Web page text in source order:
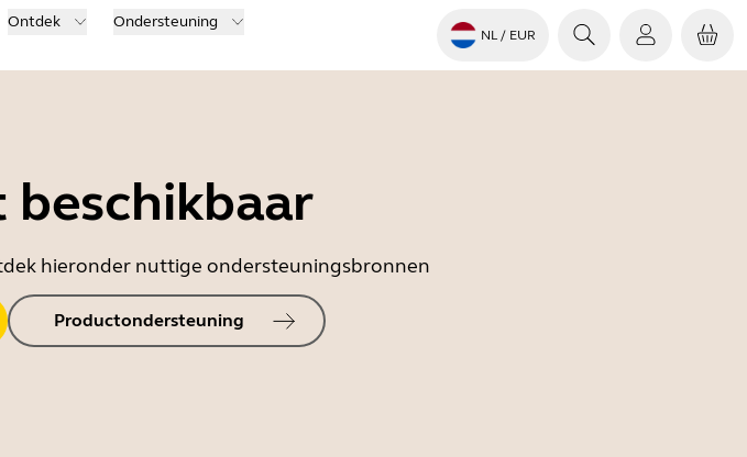
Ontdek Ondersteuning
NL / EUR
hieronder nuttige ondersteuningsbronnen
Productondersteuning